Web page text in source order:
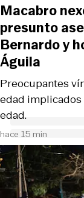
hace 15 min
Preocupantes
edad implicados
edad.
Macabro
presunto
Bernardo y
Águila